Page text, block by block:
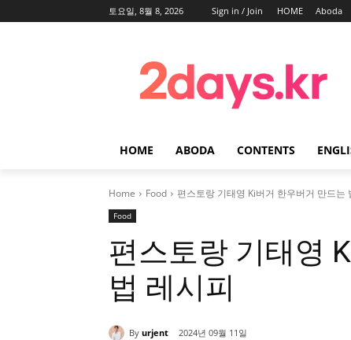
토요일, 8월 8, 2026 Sign in / Join HOME Aboda
HOME ABODA CONTENTS
Home Food 편스토랑 기태영 Ki버거 한우버거 만드는
Food
편스토랑 기태영
법 레시피
By urjent 2024년 09월 11일